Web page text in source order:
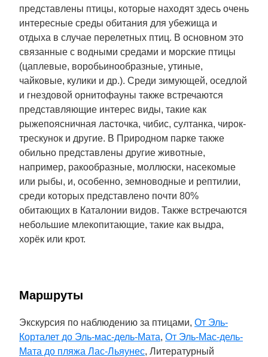
представлены птицы, которые находят здесь очень
интересные среды обитания для убежища и
отдыха в случае перелетных птиц. В основном это
связанные с водными средами и морские птицы
(цаплевые, воробьинообразные, утиные,
чайковые, кулики и др.). Среди зимующей, оседлой
и гнездовой орнитофауны также встречаются
представляющие интерес виды, такие как
рыжепоясничная ласточка, чибис, султанка, чирок-
трескунок и другие. В Природном парке также
обильно представлены другие животные,
например, ракообразные, моллюски, насекомые
или рыбы, и, особенно, земноводные и рептилии,
среди которых представлено почти 80%
обитающих в Каталонии видов. Также встречаются
небольшие млекопитающие, такие как выдра,
хорёк или крот.
Маршруты
Экскурсия по наблюдению за птицами, От Эль-
Корталет до Эль-мас-дель-Мата, От Эль-Мас-дель-
Мата до пляжа Лас-Льяунес, Литературный